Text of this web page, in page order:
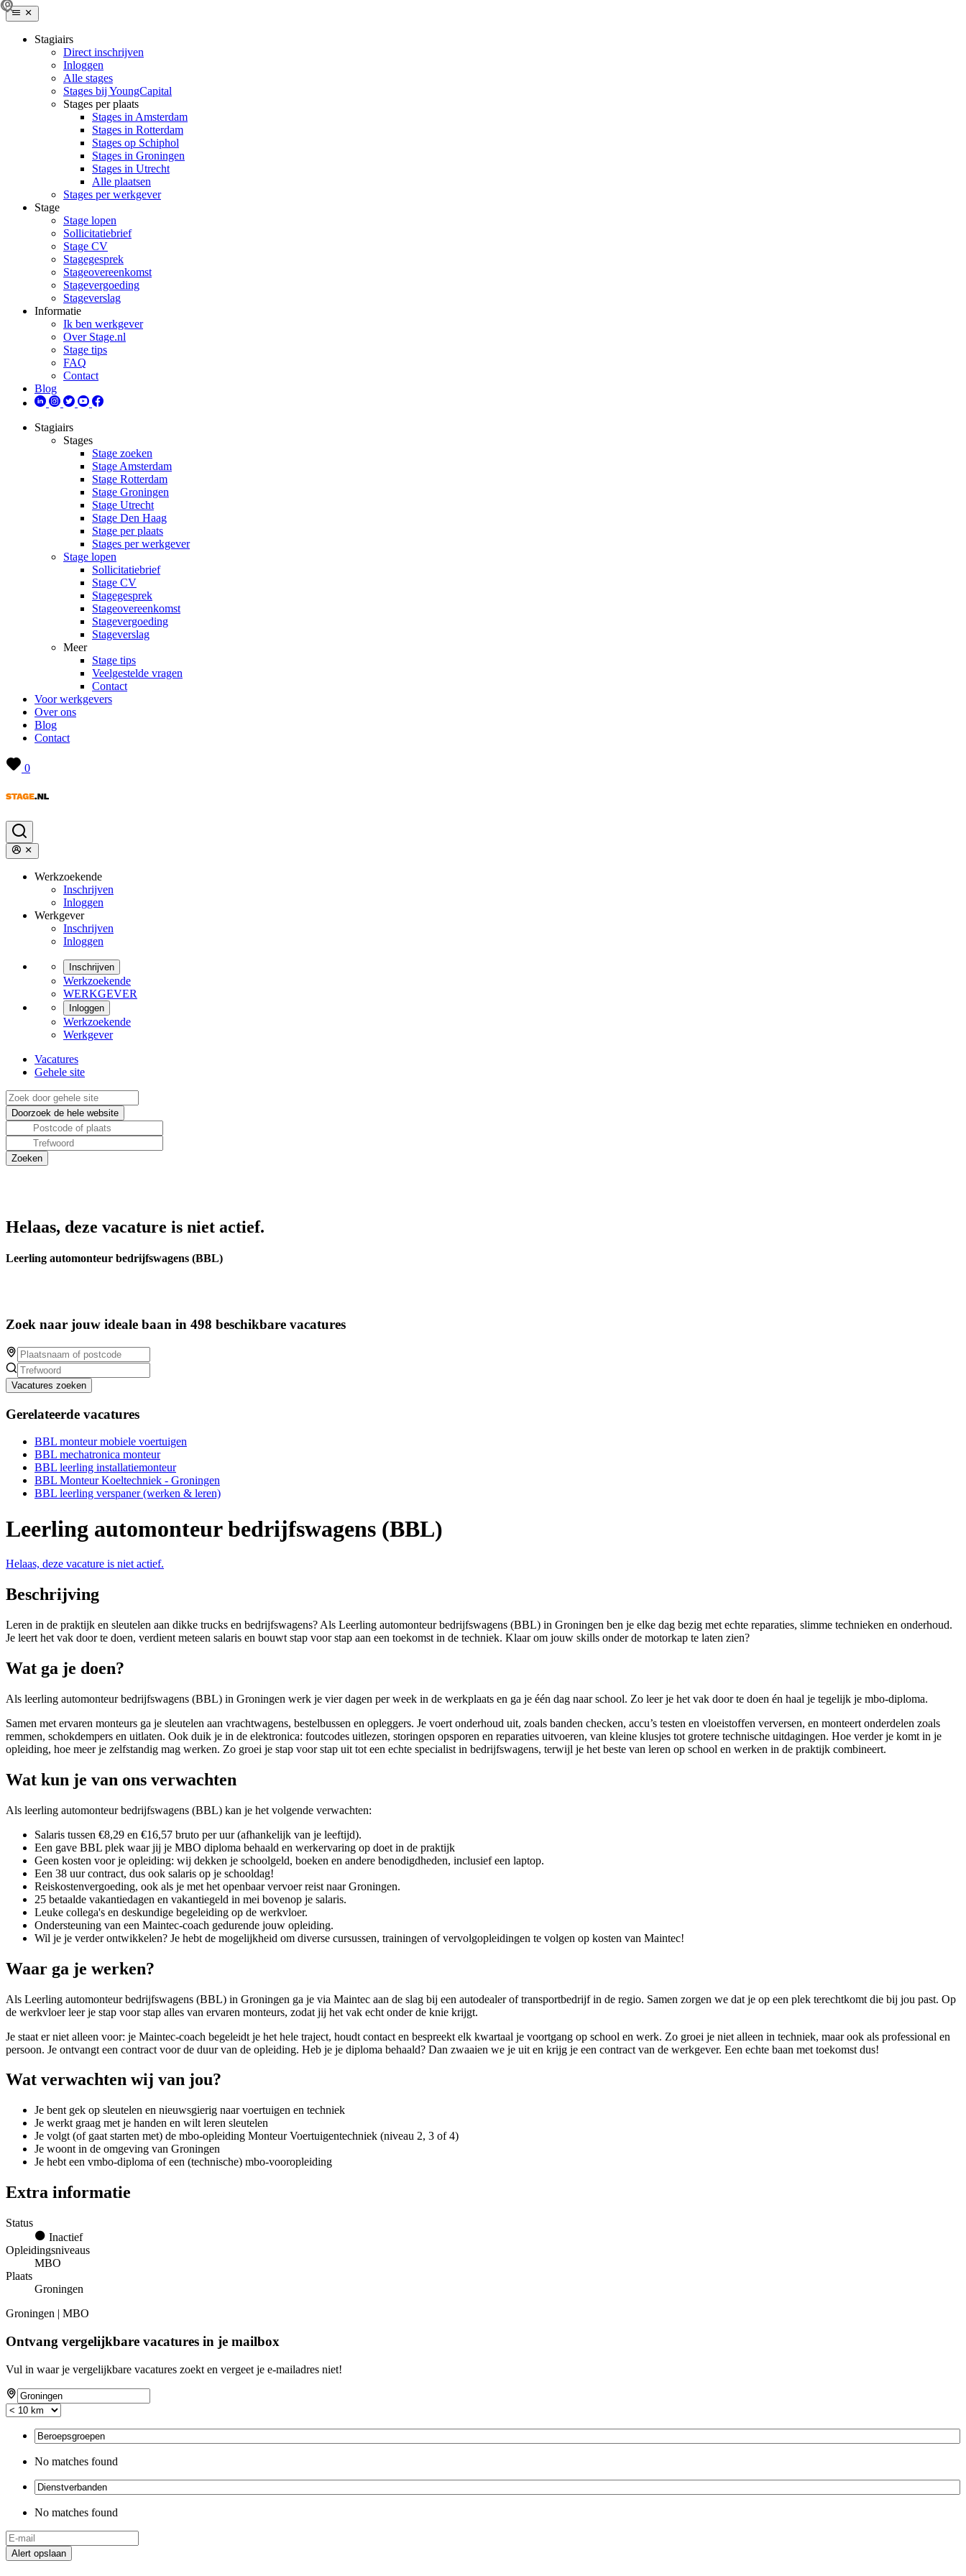
Stagiairs
Direct inschrijven
Inloggen
Alle stages
Stages bij YoungCapital
Stages per plaats
Stages in Amsterdam
Stages in Rotterdam
Stages op Schiphol
Stages in Groningen
Stages in Utrecht
Alle plaatsen
Stages per werkgever
Stage
Stage lopen
Sollicitatiebrief
Stage CV
Stagegesprek
Stageovereenkomst
Stagevergoeding
Stageverslag
Informatie
Ik ben werkgever
Over Stage.nl
Stage tips
FAQ
Contact
Blog
Stagiairs
Stages
Stage zoeken
Stage Amsterdam
Stage Rotterdam
Stage Groningen
Stage Utrecht
Stage Den Haag
Stage per plaats
Stages per werkgever
Stage lopen
Sollicitatiebrief
Stage CV
Stagegesprek
Stageovereenkomst
Stagevergoeding
Stageverslag
Meer
Stage tips
Veelgestelde vragen
Contact
Voor werkgevers
Over ons
Blog
Contact
0
Werkzoekende
Inschrijven
Inloggen
Werkgever
Inschrijven
Inloggen
Inschrijven
Werkzoekende
WERKGEVER
Inloggen
Werkzoekende
Werkgever
Vacatures
Gehele site
Helaas, deze vacature is niet actief.
Leerling automonteur bedrijfswagens (BBL)
Zoek naar jouw ideale baan in 498 beschikbare vacatures
Vacatures zoeken
Gerelateerde vacatures
BBL monteur mobiele voertuigen
BBL mechatronica monteur
BBL leerling installatiemonteur
BBL Monteur Koeltechniek - Groningen
BBL leerling verspaner (werken & leren)
Leerling automonteur bedrijfswagens (BBL)
Helaas, deze vacature is niet actief.
Beschrijving
Leren in de praktijk en sleutelen aan dikke trucks en bedrijfswagens? Als Leerling automonteur bedrijfswagens (BBL) in Groningen ben je elke dag bezig met echte reparaties, slimme technieken en onderhoud.
Je leert het vak door te doen, verdient meteen salaris en bouwt stap voor stap aan een toekomst in de techniek. Klaar om jouw skills onder de motorkap te laten zien?
Wat ga je doen?
Als leerling automonteur bedrijfswagens (BBL) in Groningen werk je vier dagen per week in de werkplaats en ga je één dag naar school. Zo leer je het vak door te doen én haal je tegelijk je mbo-diploma.
Samen met ervaren monteurs ga je sleutelen aan vrachtwagens, bestelbussen en opleggers. Je voert onderhoud uit, zoals banden checken, accu’s testen en vloeistoffen verversen, en monteert onderdelen zoals
remmen, schokdempers en uitlaten. Ook duik je in de elektronica: foutcodes uitlezen, storingen opsporen en reparaties uitvoeren, van kleine klusjes tot grotere technische uitdagingen. Hoe verder je komt in je
opleiding, hoe meer je zelfstandig mag werken. Zo groei je stap voor stap uit tot een echte specialist in bedrijfswagens, terwijl je het beste van leren op school en werken in de praktijk combineert.
Wat kun je van ons verwachten
Als leerling automonteur bedrijfswagens (BBL) kan je het volgende verwachten:
Salaris tussen €8,29 en €16,57 bruto per uur (afhankelijk van je leeftijd).
Een gave BBL plek waar jij je MBO diploma behaald en werkervaring op doet in de praktijk
Geen kosten voor je opleiding: wij dekken je schoolgeld, boeken en andere benodigdheden, inclusief een laptop.
Een 38 uur contract, dus ook salaris op je schooldag!
Reiskostenvergoeding, ook als je met het openbaar vervoer reist naar Groningen.
25 betaalde vakantiedagen en vakantiegeld in mei bovenop je salaris.
Leuke collega's en deskundige begeleiding op de werkvloer.
Ondersteuning van een Maintec-coach gedurende jouw opleiding.
Wil je je verder ontwikkelen? Je hebt de mogelijkheid om diverse cursussen, trainingen of vervolgopleidingen te volgen op kosten van Maintec!
Waar ga je werken?
Als Leerling automonteur bedrijfswagens (BBL) in Groningen ga je via Maintec aan de slag bij een autodealer of transportbedrijf in de regio. Samen zorgen we dat je op een plek terechtkomt die bij jou past. Op
de werkvloer leer je stap voor stap alles van ervaren monteurs, zodat jij het vak echt onder de knie krijgt.
Je staat er niet alleen voor: je Maintec-coach begeleidt je het hele traject, houdt contact en bespreekt elk kwartaal je voortgang op school en werk. Zo groei je niet alleen in techniek, maar ook als professional en
persoon. Je ontvangt een contract voor de duur van de opleiding. Heb je je diploma behaald? Dan zwaaien we je uit en krijg je een contract van de werkgever. Een echte baan met toekomst dus!
Wat verwachten wij van jou?
Je bent gek op sleutelen en nieuwsgierig naar voertuigen en techniek
Je werkt graag met je handen en wilt leren sleutelen
Je volgt (of gaat starten met) de mbo-opleiding Monteur Voertuigentechniek (niveau 2, 3 of 4)
Je woont in de omgeving van Groningen
Je hebt een vmbo-diploma of een (technische) mbo-vooropleiding
Extra informatie
Status
Inactief
Opleidingsniveaus
MBO
Plaats
Groningen
Groningen | MBO
Ontvang vergelijkbare vacatures in je mailbox
Vul in waar je vergelijkbare vacatures zoekt en vergeet je e-mailadres niet!
No matches found
No matches found
Alert opslaan